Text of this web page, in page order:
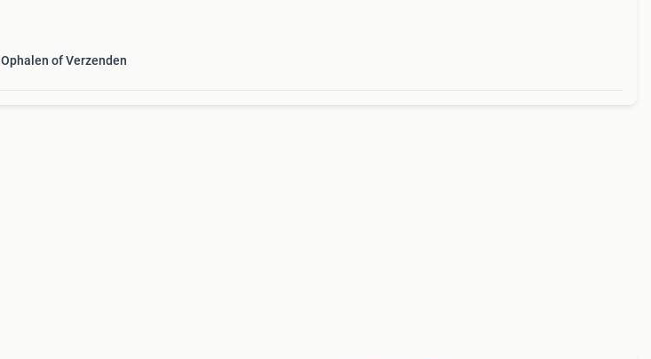
Ophalen of Verzenden